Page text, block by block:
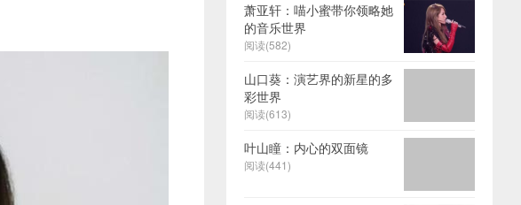
萧亚轩：喵小蜜带你领略她
的音乐世界
阅读(582)
山口葵：演艺界的新星的多
彩世界
阅读(613)
叶山瞳：内心的双面镜
阅读(441)